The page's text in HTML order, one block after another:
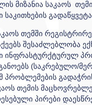
მიზანია საკაოს
თემში
შესაძლებლობა
ინფრასტურქტურულ
(საკრებულო/
პრობლემების
თემის
პირები